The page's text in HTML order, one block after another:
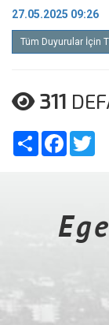
27.05.2025 09:26
Tüm Duyurular İçin
311
Share Facebook